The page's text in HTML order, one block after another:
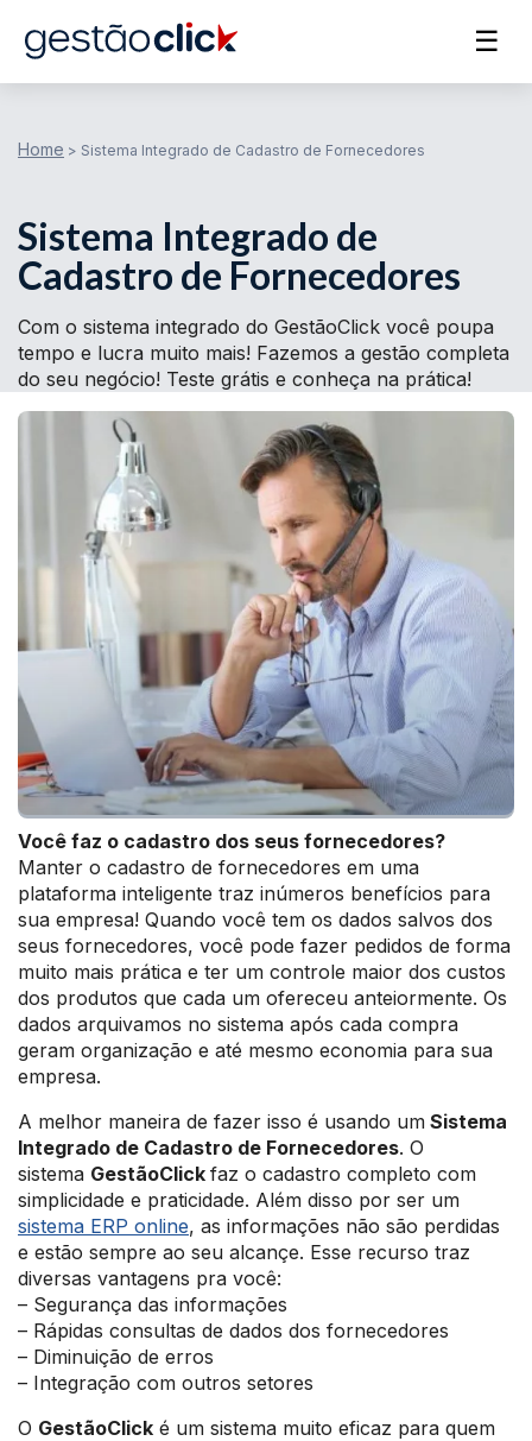
☰
Home > Sistema Integrado de Cadastro de Fornecedores
Sistema Integrado de
Cadastro de Fornecedores
Com o sistema integrado do GestãoClick você poupa
tempo e lucra muito mais! Fazemos a gestão completa
do seu negócio! Teste grátis e conheça na prática!
Você faz o cadastro dos seus fornecedores?
Manter o cadastro de fornecedores em uma
plataforma inteligente traz inúmeros benefícios para
sua empresa! Quando você tem os dados salvos dos
seus fornecedores, você pode fazer pedidos de forma
muito mais prática e ter um controle maior dos custos
dos produtos que cada um ofereceu anteiormente. Os
dados arquivamos no sistema após cada compra
geram organização e até mesmo economia para sua
empresa.
A melhor maneira de fazer isso é usando um Sistema
Integrado de Cadastro de Fornecedores. O
sistema GestãoClick faz o cadastro completo com
simplicidade e praticidade. Além disso por ser um
sistema ERP online, as informações não são perdidas
e estão sempre ao seu alcançe. Esse recurso traz
diversas vantagens pra você:
– Segurança das informações
– Rápidas consultas de dados dos fornecedores
– Diminuição de erros
– Integração com outros setores
O GestãoClick é um sistema muito eficaz para quem